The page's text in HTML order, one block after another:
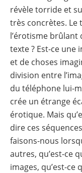
révèle torride et
très concrètes.
l’érotisme brûlant
texte ? Est-ce une
et de choses
division entre
du téléphone lui-
crée un étrange
érotique. Mais
dire ces
faisons-nous
autres, qu’est-ce
images, qu’est-ce